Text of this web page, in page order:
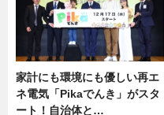
家計にも環境にも優しい再エ
ネ電気「Pikaでんき」がスタ
ート！自治体と…